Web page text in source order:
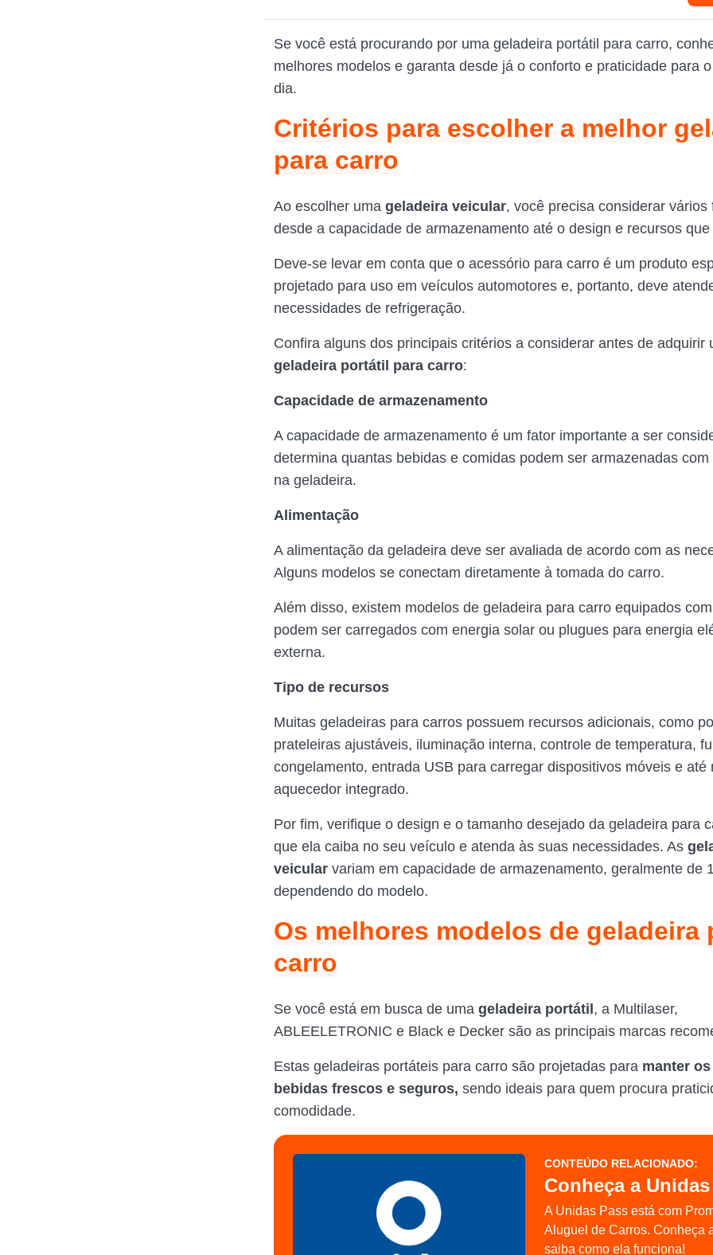
Se você está procurando por uma geladeira portátil para carro,
melhores modelos e garanta desde já o conforto e praticidade para
dia.
Critérios para escolher a melhor
para carro
Ao escolher uma geladeira veicular, você precisa considerar vários
desde a capacidade de armazenamento até o design e recursos
Deve-se levar em conta que o acessório para carro é um produto
projetado para uso em veículos automotores e, portanto, deve
necessidades de refrigeração.
Confira alguns dos principais critérios a considerar antes de adquirir
geladeira portátil para carro:
Capacidade de armazenamento
A capacidade de armazenamento é um fator importante a ser
determina quantas bebidas e comidas podem ser armazenadas
na geladeira.
Alimentação
A alimentação da geladeira deve ser avaliada de acordo com as
Alguns modelos se conectam diretamente à tomada do carro.
Além disso, existem modelos de geladeira para carro equipados
podem ser carregados com energia solar ou plugues para energia
externa.
Tipo de recursos
Muitas geladeiras para carros possuem recursos adicionais, como
prateleiras ajustáveis, iluminação interna, controle de temperatura,
congelamento, entrada USB para carregar dispositivos móveis e até
aquecedor integrado.
Por fim, verifique o design e o tamanho desejado da geladeira para
que ela caiba no seu veículo e atenda às suas necessidades. As
veicular variam em capacidade de armazenamento, geralmente de
dependendo do modelo.
Os melhores modelos de geladeira
carro
Se você está em busca de uma geladeira portátil , a Multilaser,
ABLEELETRONIC e Black e Decker são as principais marcas
Estas geladeiras portáteis para carro são projetadas para manter
bebidas frescos e seguros, sendo ideais para quem procura
comodidade.
CONTEÚDO RELACIONADO:
Conheça a Unidas
A Unidas Pass está com
Aluguel de Carros. Conheça
saiba como ela funciona!